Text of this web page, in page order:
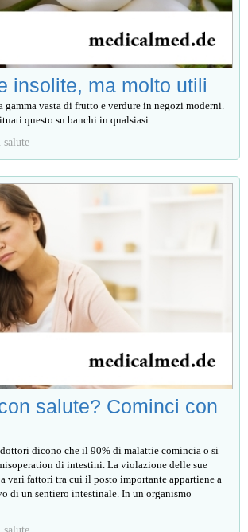
insolite, ma molto utili
gamma vasta di frutto e verdure in negozi moderni.
questo su banchi in qualsiasi...
salute? Cominci con
dicono che il 90% di malattie comincia o si
di intestini. La violazione delle sue
vari fattori tra cui il posto importante appartiene a
di un sentiero intestinale. In un organismo